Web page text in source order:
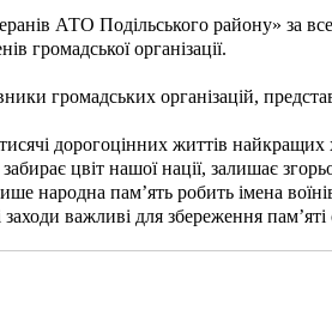
АТО Подільського району» за
громадської організації.
громадських організацій,
дорогоцінних життів
цвіт нашої нації, залишає
народна пам’ять робить імена
важливі для збереження